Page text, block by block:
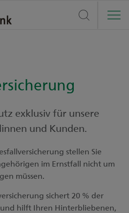
Zahlen
freut sich über Ihren Anruf
exklusiv für unsere
und Kunden.
stellen Sie
im Ernstfall nicht um
müssen.
sichert 20 % der
hilft Ihren Hinterbliebenen,